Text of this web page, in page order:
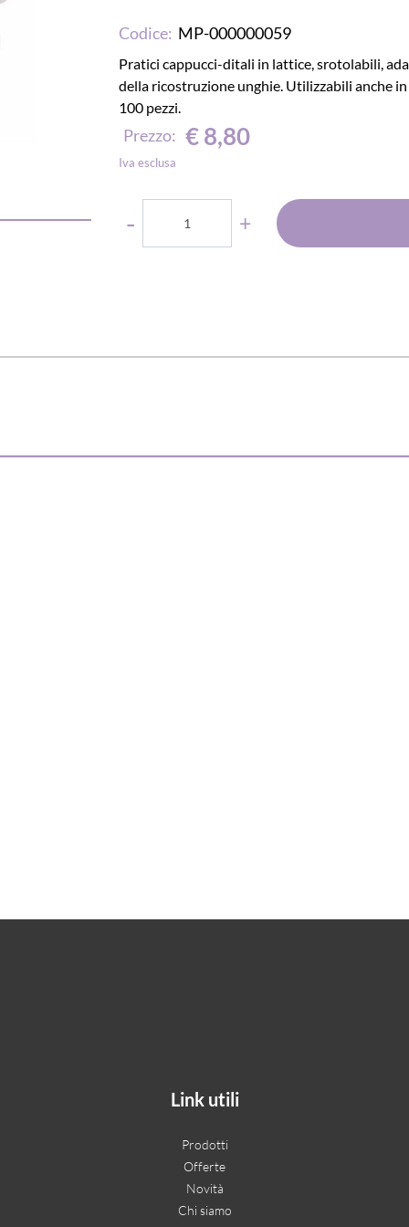
Codice: MP-000000059
Pratici cappucci-ditali in lattice, srotolabili,
della ricostruzione unghie. Utilizzabili anche
100 pezzi.
Prezzo: € 8,80
Iva esclusa
Link utili
Prodotti
Offerte
Novità
Chi siamo